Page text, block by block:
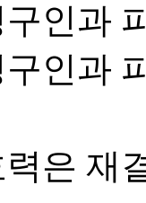
인과
인과
은 재